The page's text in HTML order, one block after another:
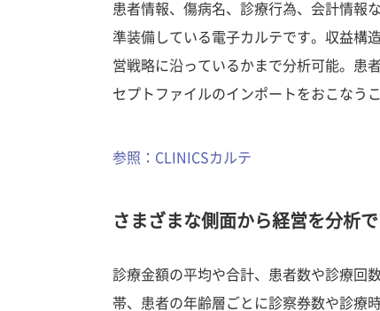
患者情報、傷病名、診療行為、会計情報
準装備している電子カルテです。収益構
営戦略に沿っているかまで分析可能。患
セプトファイルのインポートをおこなう
参照：CLINICSカルテ
さまざまな側面から経営を分析
診療金額の平均や合計、患者数や診療回
帯、患者の年齢層ごとに診察券数や診療